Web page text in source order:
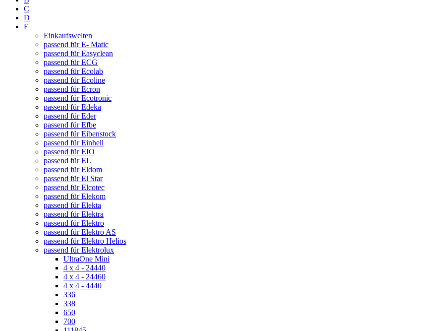
C
D
E
Einkaufswelten
passend für E- Matic
passend für Easyclean
passend für ECG
passend für Ecolab
passend für Ecoline
passend für Ecron
passend für Ecotronic
passend für Edeka
passend für Eder
passend für Efbe
passend für Eibenstock
passend für Einhell
passend für EIO
passend für EL
passend für Eldom
passend für El Star
passend für Elcotec
passend für Elekom
passend für Elekta
passend für Elektra
passend für Elektro
passend für Elektro AS
passend für Elektro Helios
passend für Elektrolux
UltraOne Mini
4 x 4 - 24440
4 x 4 - 24460
4 x 4 - 4440
336
338
650
700